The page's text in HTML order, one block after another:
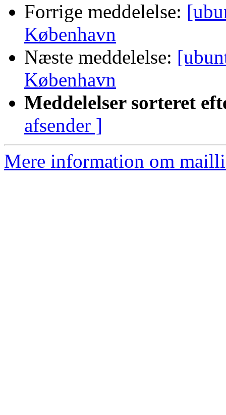
Forrige meddelelse:
København
Næste meddelelse:
København
Meddelelser sorteret
afsender ]
Mere information om